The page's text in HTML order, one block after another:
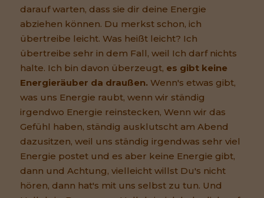
darauf warten, dass sie dir deine Energie
abziehen können. Du merkst schon, ich
übertreibe leicht. Was heißt leicht? Ich
übertreibe sehr in dem Fall, weil Ich darf nichts
halte. Ich bin davon überzeugt, es gibt keine
Energieräuber da draußen. Wenn's etwas gibt,
was uns Energie raubt, wenn wir ständig
irgendwo Energie reinstecken, Wenn wir das
Gefühl haben, ständig ausklutscht am Abend
dazusitzen, weil uns ständig irgendwas sehr viel
Energie postet und es aber keine Energie gibt,
dann und Achtung, vielleicht willst Du's nicht
hören, dann hat's mit uns selbst zu tun. Und